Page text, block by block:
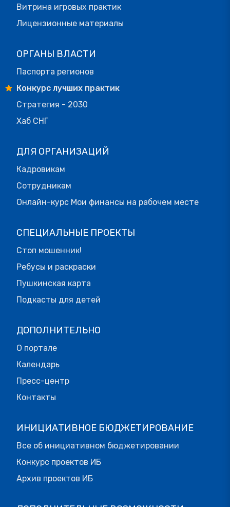
Витрина игровых практик
Лицензионные материалы
ОРГАНЫ ВЛАСТИ
Паспорта регионов
Конкурс лучших практик
Стратегия - 2030
Хаб СНГ
ДЛЯ ОРГАНИЗАЦИЙ
Кадровикам
Сотрудникам
Онлайн-курс Мои финансы на рабочем месте
СПЕЦИАЛЬНЫЕ ПРОЕКТЫ
Стоп мошенник!
Ребусы и раскраски
Пушкинская карта
Подкасты для детей
ДОПОЛНИТЕЛЬНО
О портале
Календарь
Пресс-центр
Контакты
ИНИЦИАТИВНОЕ БЮДЖЕТИРОВАНИЕ
Все об инициативном бюджетировании
Конкурс проектов ИБ
Архив проектов ИБ